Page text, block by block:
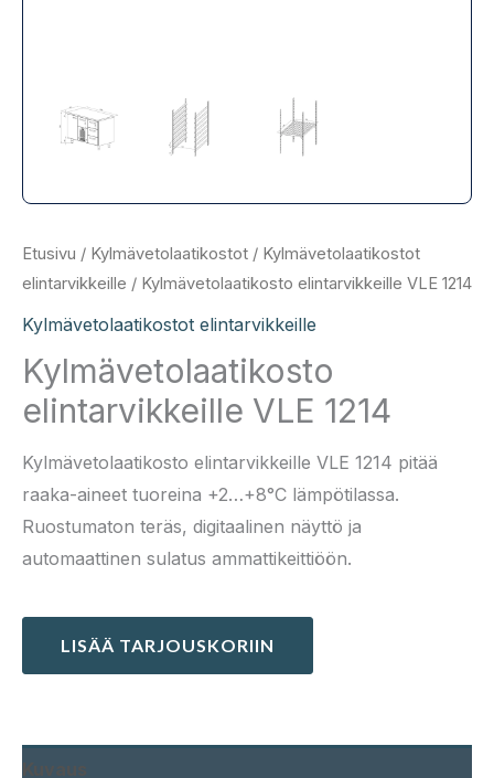
Etusivu / Kylmävetolaatikostot / Kylmävetolaatikostot
elintarvikkeille / Kylmävetolaatikosto elintarvikkeille VLE 1214
Kylmävetolaatikostot elintarvikkeille
Kylmävetolaatikosto
elintarvikkeille VLE 1214
Kylmävetolaatikosto elintarvikkeille VLE 1214 pitää
raaka-aineet tuoreina +2…+8°C lämpötilassa.
Ruostumaton teräs, digitaalinen näyttö ja
automaattinen sulatus ammattikeittiöön.
LISÄÄ TARJOUSKORIIN